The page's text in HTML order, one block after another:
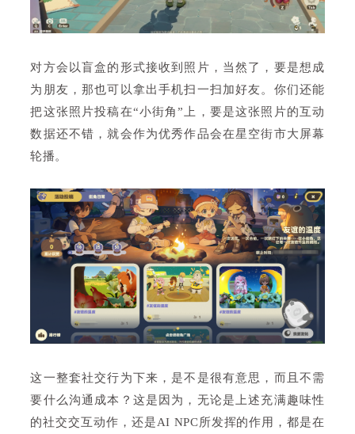
对方会以盲盒的形式接收到照片，当然了，要是想成
为朋友，那也可以拿出手机扫一扫加好友。你们还能
把这张照片投稿在“小街角”上，要是这张照片的互动
数据还不错，就会作为优秀作品会在星空街市大屏幕
轮播。
这一整套社交行为下来，是不是很有意思，而且不需
要什么沟通成本？这是因为，无论是上述充满趣味性
的社交交互动作，还是AI NPC所发挥的作用，都是在